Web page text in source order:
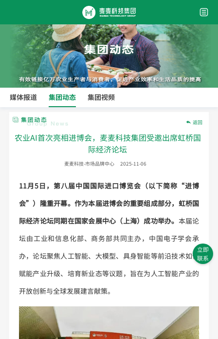
立即
联系
媒体报道 集团动态 集团视频
返回
农业AI首次亮相进博会，麦麦科技集团受邀出席虹桥国
际经济论坛
麦麦科技-市场品牌中心 2025-11-06
11月5日，第八届中国国际进口博览会（以下简称“进博
会”）隆重开幕。作为本届进博会的重要组成部分，虹桥国
际经济论坛同期在国家会展中心（上海）成功举办。 本届论
坛由工业和信息化部、商务部共同主办，中国电子学会承
办，论坛聚焦人工智能、大模型、具身智能等前沿技术如何
赋能产业升级、培育新业态等议题，旨在为人工智能产业的
开放创新与全球发展建言献策。